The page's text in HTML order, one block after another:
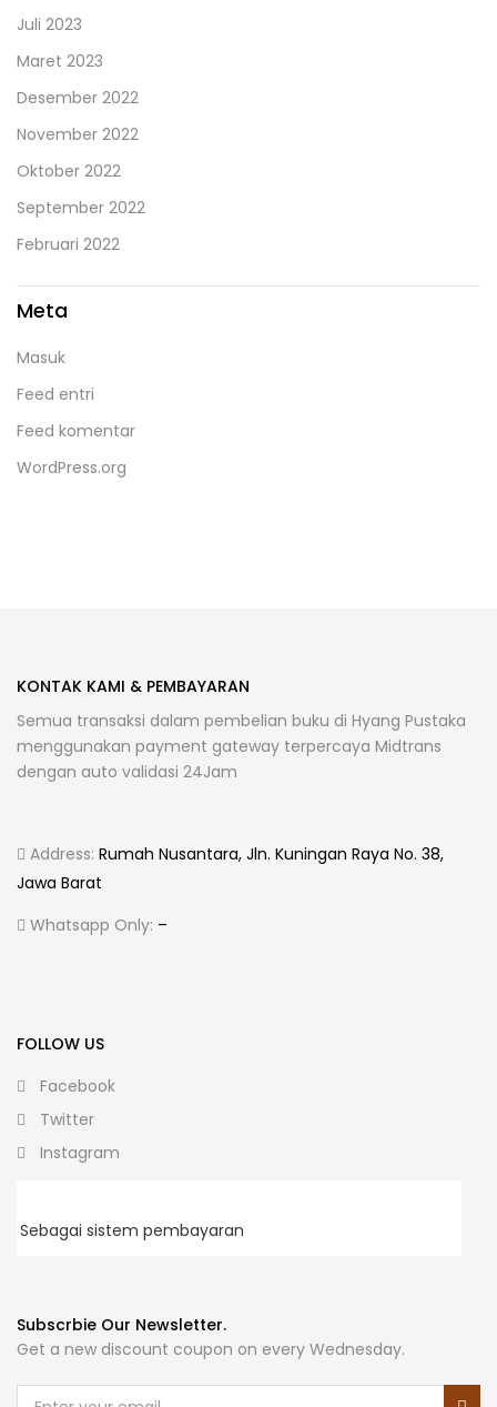
Juli 2023
Maret 2023
Desember 2022
November 2022
Oktober 2022
September 2022
Februari 2022
Meta
Masuk
Feed entri
Feed komentar
WordPress.org
KONTAK KAMI & PEMBAYARAN
Semua transaksi dalam pembelian buku di Hyang Pustaka
menggunakan payment gateway terpercaya Midtrans
dengan auto validasi 24Jam
Address: Rumah Nusantara, Jln. Kuningan Raya No. 38,
Jawa Barat
Whatsapp Only: –
FOLLOW US
Facebook
Twitter
Instagram
Sebagai sistem pembayaran
Subscrbie Our Newsletter.
Get a new discount coupon on every Wednesday.